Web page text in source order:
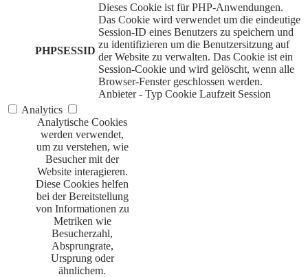
PHPSESSID
Dieses Cookie ist für PHP-Anwendungen.
Das Cookie wird verwendet um die eindeutige
Session-ID eines Benutzers zu speichern und
zu identifizieren um die Benutzersitzung auf
der Website zu verwalten. Das Cookie ist ein
Session-Cookie und wird gelöscht, wenn alle
Browser-Fenster geschlossen werden.
Anbieter - Typ Cookie Laufzeit Session
Analytics
Analytische Cookies
werden verwendet,
um zu verstehen, wie
Besucher mit der
Website interagieren.
Diese Cookies helfen
bei der Bereitstellung
von Informationen zu
Metriken wie
Besucherzahl,
Absprungrate,
Ursprung oder
ähnlichem.